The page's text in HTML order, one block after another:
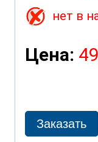
нет в
Цена: